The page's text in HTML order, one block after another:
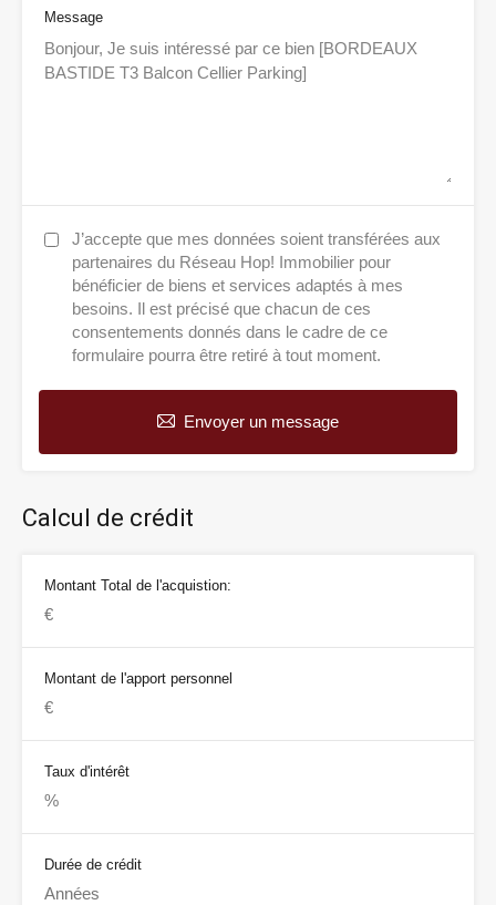
Message
J’accepte que mes données soient transférées aux
partenaires du Réseau Hop! Immobilier pour
bénéficier de biens et services adaptés à mes
besoins. Il est précisé que chacun de ces
consentements donnés dans le cadre de ce
formulaire pourra être retiré à tout moment.
Envoyer un message
Calcul de crédit
Montant Total de l'acquistion:
Montant de l'apport personnel
Taux d'intérêt
Durée de crédit